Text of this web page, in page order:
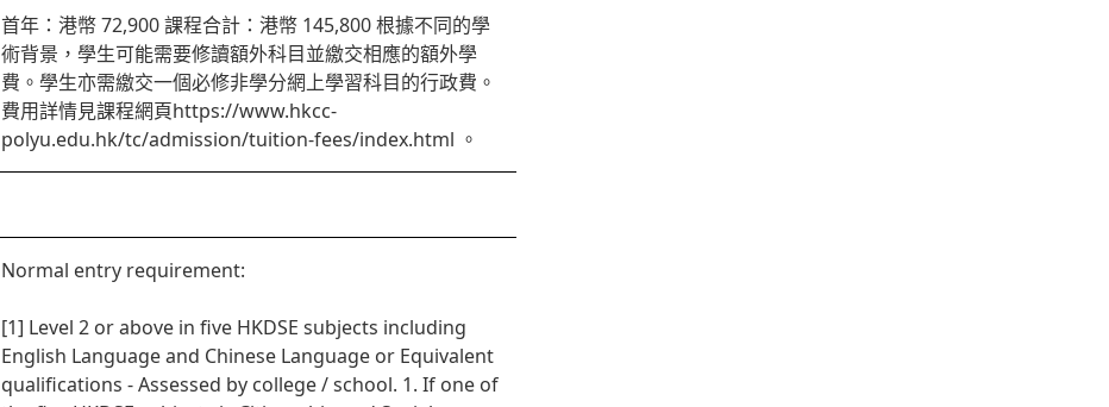
首年：港幣 72,900 課程合計：港幣 145,800 根據不同的學
術背景，學生可能需要修讀額外科目並繳交相應的額外學
費。學生亦需繳交一個必修非學分網上學習科目的行政費。
費用詳情見課程網頁https://www.hkcc-
polyu.edu.hk/tc/admission/tuition-fees/index.html 。
Normal entry requirement:
[1] Level 2 or above in five HKDSE subjects including
English Language and Chinese Language or Equivalent
qualifications - Assessed by college / school. 1. If one of